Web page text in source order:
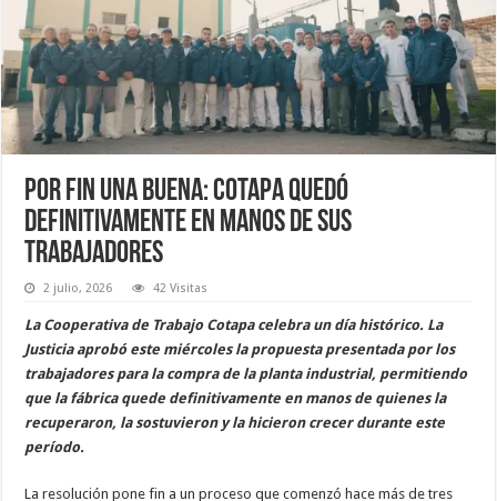
Por fin una buena: Cotapa quedó
definitivamente en manos de sus
trabajadores
2 julio, 2026 42 Visitas
La Cooperativa de Trabajo Cotapa celebra un día histórico. La
Justicia aprobó este miércoles la propuesta presentada por los
trabajadores para la compra de la planta industrial, permitiendo
que la fábrica quede definitivamente en manos de quienes la
recuperaron, la sostuvieron y la hicieron crecer durante este
período.
La resolución pone fin a un proceso que comenzó hace más de tres